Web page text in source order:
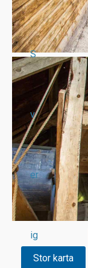
S
v
er
ig
Stor karta